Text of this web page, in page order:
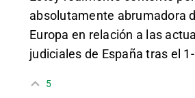
absolutamente abrumadora
Europa en relación a las
judiciales de España tras el 1-
5